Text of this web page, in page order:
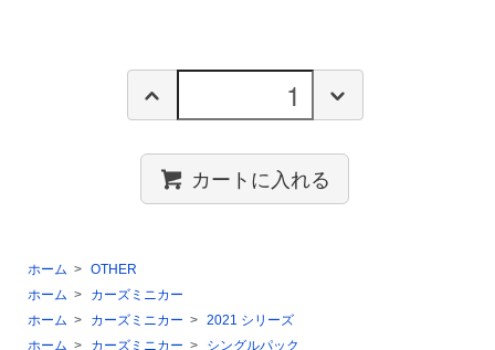
カートに入れる
ホーム > OTHER
ホーム >
カーズミニカー
ホーム > カーズミニカー > 2021 シリーズ
ホーム > カーズミニカー >
シングルパック